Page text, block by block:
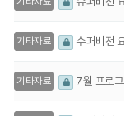
기타자료 수퍼비전
기타자료 7월 프로